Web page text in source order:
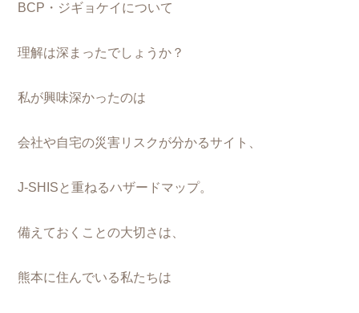
BCP・ジギョケイについて
理解は深まったでしょうか？
私が興味深かったのは
会社や自宅の災害リスクが分かるサイト、
J-SHISと重ねるハザードマップ。
備えておくことの大切さは、
熊本に住んでいる私たちは